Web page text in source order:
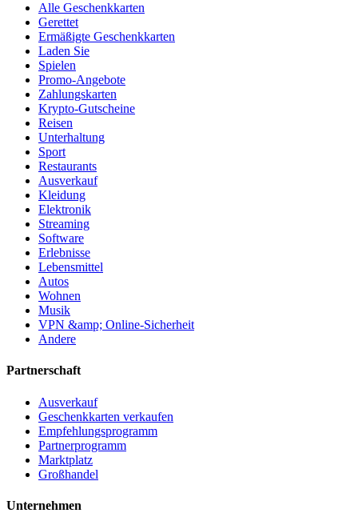
Alle Geschenkkarten
Gerettet
Ermäßigte Geschenkkarten
Laden Sie
Spielen
Promo-Angebote
Zahlungskarten
Krypto-Gutscheine
Reisen
Unterhaltung
Sport
Restaurants
Ausverkauf
Kleidung
Elektronik
Streaming
Software
Erlebnisse
Lebensmittel
Autos
Wohnen
Musik
VPN &amp; Online-Sicherheit
Andere
Partnerschaft
Ausverkauf
Geschenkkarten verkaufen
Empfehlungsprogramm
Partnerprogramm
Marktplatz
Großhandel
Unternehmen